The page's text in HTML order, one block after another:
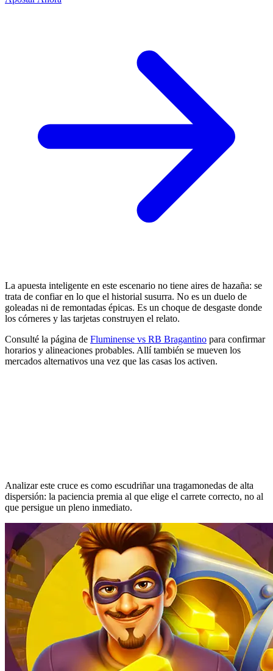
La apuesta inteligente en este escenario no tiene aires de hazaña: se
trata de confiar en lo que el historial susurra. No es un duelo de
goleadas ni de remontadas épicas. Es un choque de desgaste donde
los córneres y las tarjetas construyen el relato.
Consulté la página de Fluminense vs RB Bragantino para confirmar
horarios y alineaciones probables. Allí también se mueven los
mercados alternativos una vez que las casas los activen.
Analizar este cruce es como escudriñar una tragamonedas de alta
dispersión: la paciencia premia al que elige el carrete correcto, no al
que persigue un pleno inmediato.